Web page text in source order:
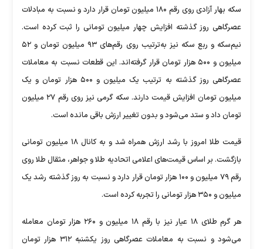
سکه بهار آزادی روی رقم ۱۸۰ میلیون تومان قرار دارد و نسبت به مبادلات
عصرگاهی روز گذشته افزایش چهار میلیون تومانی را ثبت کرده است.
نیم‌سکه و ربع سکه نیز به‌ترتیب روی رقم‌های ۹۳ میلیون تومان و ۵۲
میلیون و ۵۰۰ هزار تومان قرار گرفته‌اند. این قطعات نسبت به معاملات
عصرگاهی روز گذشته به ترتیب یک میلیون و ۵۰۰ هزار تومان و یک
میلیون تومان افزایش قیمت دارند. سکه گرمی نیز روی رقم ۲۷ میلیون
تومان داد و ستد می‌شود و بدون تغییر ارزش باقی مانده است.
قیمت طلا امروز با رشد ارزش همراه شد و به کانال ۱۸ میلیون تومانی
بازگشت. بر اساس قیمت‌های اعلامی اتحادیه طلا و جواهر، مثقال طلا روی
رقم ۷۹ میلیون و ۱۰۰ هزار تومان قرار دارد و نسبت به روز گذشته رشد یک
میلیون و ۳۵۰ هزار تومانی را تجربه کرده است.
هر گرم طلای ۱۸ عیار نیز با رقم ۱۸ میلیون و ۲۶۰ هزار تومان معامله
می‌شود و نسبت به معاملات عصرگاهی روز یکشنبه ۳۱۲ هزار تومان